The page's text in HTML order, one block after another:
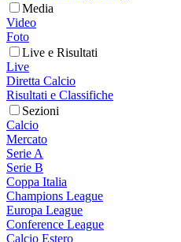
Media
Video
Foto
Live e Risultati
Live
Diretta Calcio
Risultati e Classifiche
Sezioni
Calcio
Mercato
Serie A
Serie B
Coppa Italia
Champions League
Europa League
Conference League
Calcio Estero